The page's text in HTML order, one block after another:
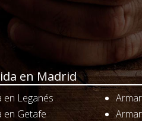
en Madrid
en Leganés
en Getafe